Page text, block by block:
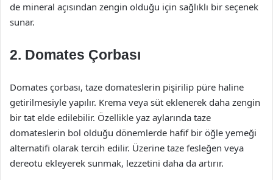
de mineral açısından zengin olduğu için sağlıklı bir seçenek
sunar.
2. Domates Çorbası
Domates çorbası, taze domateslerin pişirilip püre haline
getirilmesiyle yapılır. Krema veya süt eklenerek daha zengin
bir tat elde edilebilir. Özellikle yaz aylarında taze
domateslerin bol olduğu dönemlerde hafif bir öğle yemeği
alternatifi olarak tercih edilir. Üzerine taze fesleğen veya
dereotu ekleyerek sunmak, lezzetini daha da artırır.